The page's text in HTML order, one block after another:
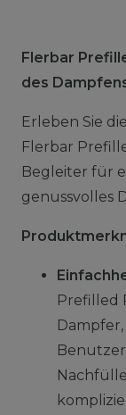
Flerbar
des
Erleben Sie
Flerbar
Begleiter für
genussvolles
Prefilled